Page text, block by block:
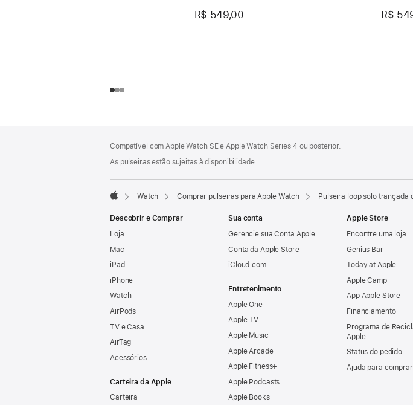
46 mm – P/M
R$ 549,00
R$
de
rodapé
Compatível com Apple Watch SE e Apple Watch Series 4 ou posterior.
As pulseiras estão sujeitas à disponibilidade.
Watch Comprar pulseiras para Apple Watch Pulseira loop solo trançada
Descobrir e Comprar
Loja
Mac
iPad
iPhone
Watch
AirPods
TV e Casa
AirTag
Acessórios
Carteira da Apple
Carteira
Sua conta
Gerencie sua Conta Apple
Conta da Apple Store
iCloud.com
Entretenimento
Apple One
Apple TV
Apple Music
Apple Arcade
Apple Fitness+
Apple Podcasts
Apple Books
Apple Store
Encontre uma loja
Genius Bar
Today at Apple
Apple Camp
App Apple Store
Financiamento
Programa de
Apple
Status do pedido
Ajuda para comprar